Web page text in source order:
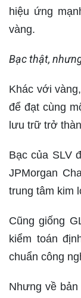
hiệu ứng
vàng.
Bạc thật,
Khác với
để đạt cùng
lưu trữ trở
Bạc của SLV
JPMorgan
trung tâm kim
Cũng giống
kiểm toán
chuẩn công
Nhưng về